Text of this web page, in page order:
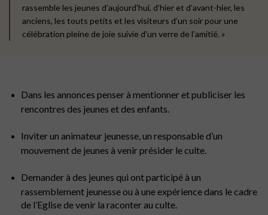
rassemble les jeunes d’aujourd’hui, d’hier et d’avant-hier, les
anciens, les touts petits et les visiteurs d’un soir pour une
célébration pleine de joie suivie d’un verre de l’amitié. »
Dans les annonces penser à mentionner et publiciser les
rencontres des jeunes et des enfants.
Inviter un animateur jeunesse, un responsable d’un
mouvement de jeunes à venir présider le culte.
Demander à des jeunes qui ont participé à un
rassemblement jeunesse ou à une expérience dans le cadre
de l’Eglise de venir la raconter au culte.